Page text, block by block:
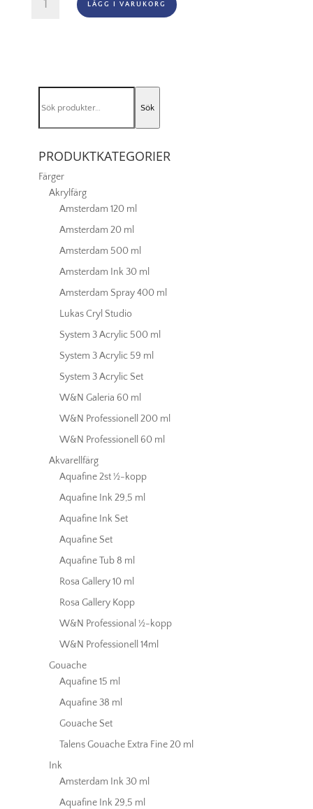
Akryl
Light
mängd
LÄGG I VARUKORG
efter:
Sök
PRODUKTKATEGORIER
Färger
Akrylfärg
Amsterdam 120 ml
Amsterdam 20 ml
Amsterdam 500 ml
Amsterdam Ink 30 ml
Amsterdam Spray 400 ml
Lukas Cryl Studio
System 3 Acrylic 500 ml
System 3 Acrylic 59 ml
System 3 Acrylic Set
W&N Galeria 60 ml
W&N Professionell 200 ml
W&N Professionell 60 ml
Akvarellfärg
Aquafine 2st ½-kopp
Aquafine Ink 29,5 ml
Aquafine Ink Set
Aquafine Set
Aquafine Tub 8 ml
Rosa Gallery 10 ml
Rosa Gallery Kopp
W&N Professional ½-kopp
W&N Professionell 14ml
Gouache
Aquafine 15 ml
Aquafine 38 ml
Gouache Set
Talens Gouache Extra Fine 20 ml
Ink
Amsterdam Ink 30 ml
Aquafine Ink 29,5 ml